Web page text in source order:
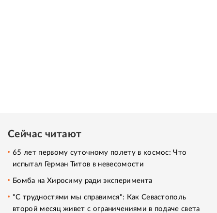
Сейчас читают
65 лет первому суточному полету в космос: Что
испытал Герман Титов в невесомости
Бомба на Хиросиму ради эксперимента
"С трудностями мы справимся": Как Севастополь
второй месяц живет с ограничениями в подаче света